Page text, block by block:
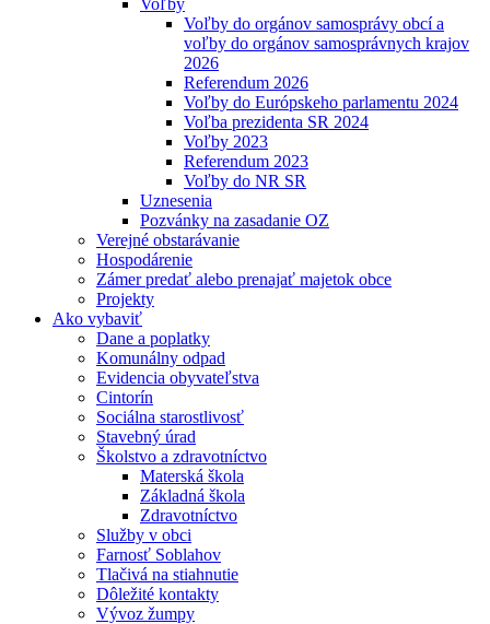
Voľby
Voľby do orgánov samosprávy obcí a
voľby do orgánov samosprávnych krajov
2026
Referendum 2026
Voľby do Európskeho parlamentu 2024
Voľba prezidenta SR 2024
Voľby 2023
Referendum 2023
Voľby do NR SR
Uznesenia
Pozvánky na zasadanie OZ
Verejné obstarávanie
Hospodárenie
Zámer predať alebo prenajať majetok obce
Projekty
Ako vybaviť
Dane a poplatky
Komunálny odpad
Evidencia obyvateľstva
Cintorín
Sociálna starostlivosť
Stavebný úrad
Školstvo a zdravotníctvo
Materská škola
Základná škola
Zdravotníctvo
Služby v obci
Farnosť Soblahov
Tlačivá na stiahnutie
Dôležité kontakty
Vývoz žumpy